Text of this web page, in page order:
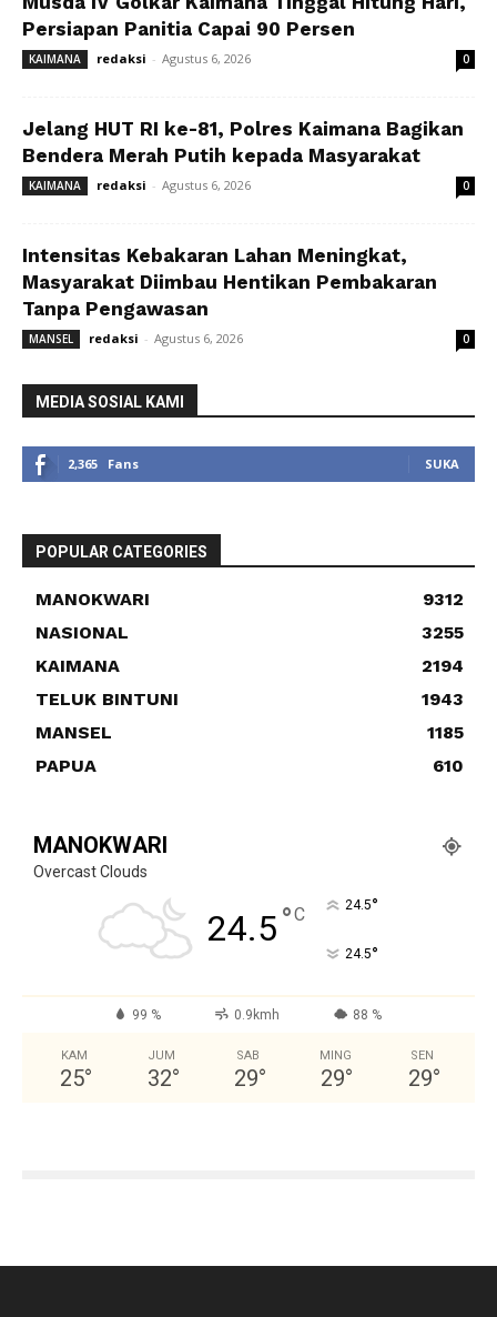
Persiapan Panitia Capai 90 Persen
KAIMANA redaksi - Agustus 6, 2026 0
Jelang HUT RI ke-81, Polres Kaimana Bagikan
Bendera Merah Putih kepada Masyarakat
KAIMANA redaksi - Agustus 6, 2026 0
Intensitas Kebakaran Lahan Meningkat,
Masyarakat Diimbau Hentikan Pembakaran
Tanpa Pengawasan
MANSEL redaksi - Agustus 6, 2026 0
MEDIA SOSIAL KAMI
2,365 Fans SUKA
POPULAR CATEGORIES
MANOKWARI
9312
NASIONAL
3255
KAIMANA
2194
TELUK BINTUNI
1943
MANSEL
1185
PAPUA
610
MANOKWARI
Overcast Clouds
24.5°C 24.5°
24.5°
99 % 0.9kmh 88 %
KAM
25°
JUM
32°
SAB
29°
MING
29°
SEN
29°